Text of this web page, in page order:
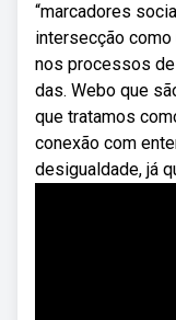
“marcadores
intersecção
nos processos
das. Webo que
que tratamos
conexão com
desigualdade, já